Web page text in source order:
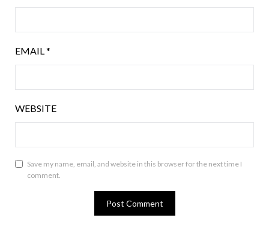
EMAIL*
WEBSITE
Save my name, email, and website in this browser for the next time I
comment.